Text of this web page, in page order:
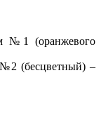
№1 (оранжевого
(бесцветный) –